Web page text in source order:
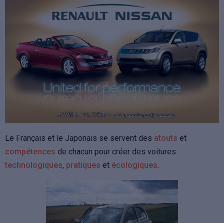
Le Français et le Japonais se servent des atouts et
compétences de chacun pour créer des voitures
technologiques, pratiques et écologiques